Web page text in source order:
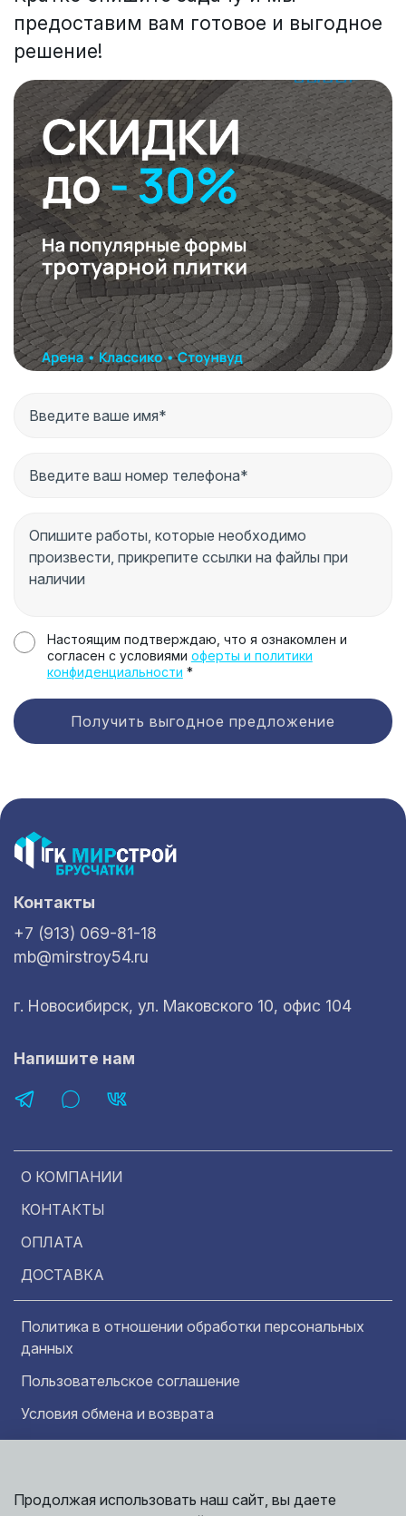
предоставим вам готовое и выгодное
решение!
Настоящим подтверждаю, что я ознакомлен и
согласен с условиями оферты и политики
конфиденциальности *
Получить выгодное предложение
О КОМПАНИИ
КОНТАКТЫ
ОПЛАТА
ДОСТАВКА
Политика в отношении обработки персональных
данных
Пользовательское соглашение
Условия обмена и возврата
Контакты
+7 (913) 069-81-18
mb@mirstroy54.ru
г. Новосибирск, ул. Маковского 10, офис 104
Напишите нам
Информация представленная на сайте
Продолжая использовать наш сайт, вы даете